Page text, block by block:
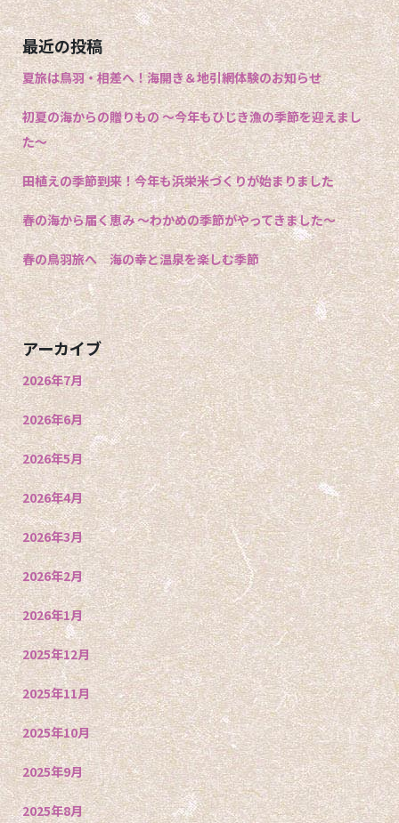
最近の投稿
夏旅は鳥羽・相差へ！海開き＆地引網体験のお知らせ
初夏の海からの贈りもの 〜今年もひじき漁の季節を迎えまし
た〜
田植えの季節到来！今年も浜栄米づくりが始まりました
春の海から届く恵み 〜わかめの季節がやってきました〜
春の鳥羽旅へ 海の幸と温泉を楽しむ季節
アーカイブ
2026年7月
2026年6月
2026年5月
2026年4月
2026年3月
2026年2月
2026年1月
2025年12月
2025年11月
2025年10月
2025年9月
2025年8月